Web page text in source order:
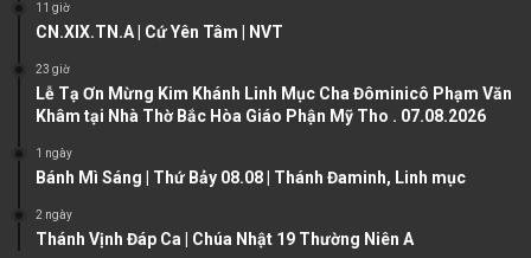
p
g
11 giờ
CN.XIX.TN.A | Cứ Yên Tâm | NVT
23 giờ
Lễ Tạ Ơn Mừng Kim Khánh Linh Mục Cha Đôminicô Phạm Văn
Khâm tại Nhà Thờ Bắc Hòa Giáo Phận Mỹ Tho . 07.08.2026
1 ngày
Bánh Mì Sáng | Thứ Bảy 08.08 | Thánh Đaminh, Linh mục
2 ngày
Thánh Vịnh Đáp Ca | Chúa Nhật 19 Thường Niên A